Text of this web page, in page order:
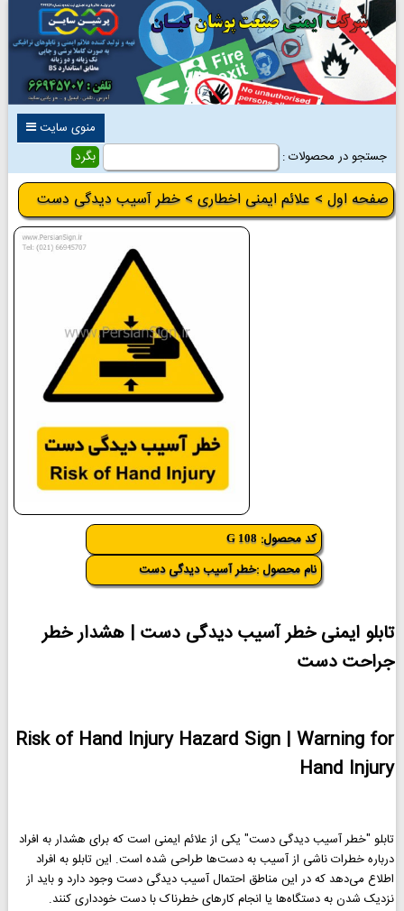
منوی سایت
جستجو در محصولات :
صفحه اول > علائم ایمنی اخطاری > خطر آسیب دیدگی دست
کد محصول: G 108
نام محصول :خطر آسیب دیدگی دست
تابلو ایمنی خطر آسیب دیدگی دست | هشدار خطر
جراحت دست
Risk of Hand Injury Hazard Sign | Warning for
Hand Injury
تابلو "خطر آسیب دیدگی دست" یکی از علائم ایمنی است که برای هشدار به افراد
درباره خطرات ناشی از آسیب به دست‌ها طراحی شده است. این تابلو به افراد
اطلاع می‌دهد که در این مناطق احتمال آسیب دیدگی دست وجود دارد و باید از
نزدیک شدن به دستگاه‌ها یا انجام کارهای خطرناک با دست خودداری کنند.